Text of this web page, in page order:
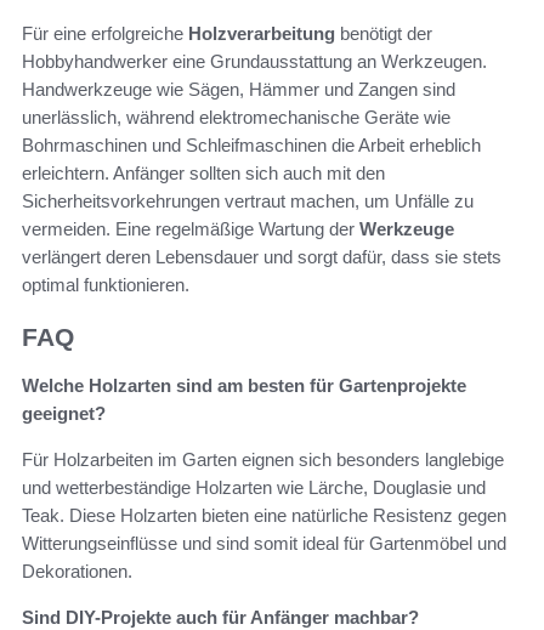
Für eine erfolgreiche Holzverarbeitung benötigt der
Hobbyhandwerker eine Grundausstattung an Werkzeugen.
Handwerkzeuge wie Sägen, Hämmer und Zangen sind
unerlässlich, während elektromechanische Geräte wie
Bohrmaschinen und Schleifmaschinen die Arbeit erheblich
erleichtern. Anfänger sollten sich auch mit den
Sicherheitsvorkehrungen vertraut machen, um Unfälle zu
vermeiden. Eine regelmäßige Wartung der Werkzeuge
verlängert deren Lebensdauer und sorgt dafür, dass sie stets
optimal funktionieren.
FAQ
Welche Holzarten sind am besten für Gartenprojekte
geeignet?
Für Holzarbeiten im Garten eignen sich besonders langlebige
und wetterbeständige Holzarten wie Lärche, Douglasie und
Teak. Diese Holzarten bieten eine natürliche Resistenz gegen
Witterungseinflüsse und sind somit ideal für Gartenmöbel und
Dekorationen.
Sind DIY-Projekte auch für Anfänger machbar?